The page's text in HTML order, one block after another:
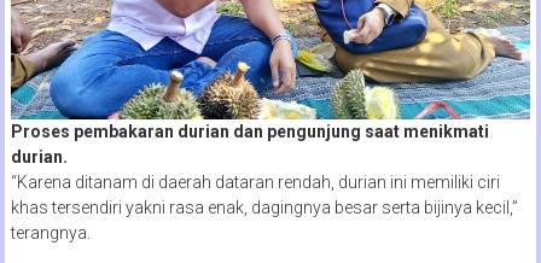
Proses pembakaran durian dan pengunjung saat menikmati
durian.
“Karena ditanam di daerah dataran rendah, durian ini memiliki ciri
khas tersendiri yakni rasa enak, dagingnya besar serta bijinya kecil,”
terangnya.